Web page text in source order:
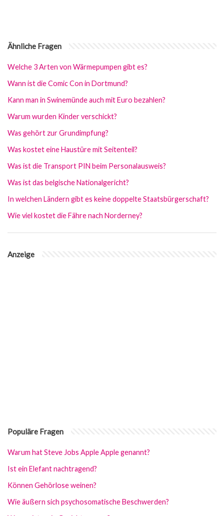
Ähnliche Fragen
Welche 3 Arten von Wärmepumpen gibt es?
Wann ist die Comic Con in Dortmund?
Kann man in Swinemünde auch mit Euro bezahlen?
Warum wurden Kinder verschickt?
Was gehört zur Grundimpfung?
Was kostet eine Haustüre mit Seitenteil?
Was ist die Transport PIN beim Personalausweis?
Was ist das belgische Nationalgericht?
In welchen Ländern gibt es keine doppelte Staatsbürgerschaft?
Wie viel kostet die Fähre nach Norderney?
Anzeige
Populäre Fragen
Warum hat Steve Jobs Apple Apple genannt?
Ist ein Elefant nachtragend?
Können Gehörlose weinen?
Wie äußern sich psychosomatische Beschwerden?